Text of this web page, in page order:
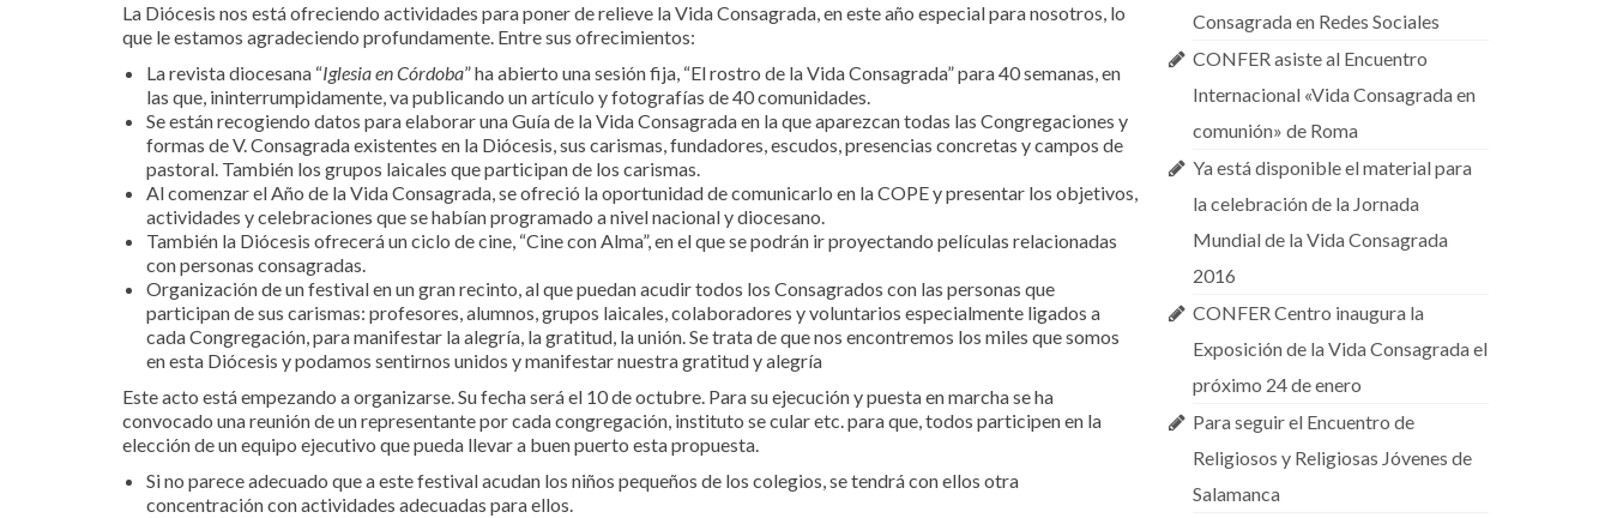
La Diócesis nos está ofreciendo actividades para poner de relieve la Vida Consagrada, en este año especial para nosotros, lo
que le estamos agradeciendo profundamente. Entre sus ofrecimientos:
La revista diocesana “Iglesia en Córdoba” ha abierto una sesión fija, “El rostro de la Vida Consagrada” para 40 semanas, en
las que, ininterrumpidamente, va publicando un artículo y fotografías de 40 comunidades.
Se están recogiendo datos para elaborar una Guía de la Vida Consagrada en la que aparezcan todas las Congregaciones y
formas de V. Consagrada existentes en la Diócesis, sus carismas, fundadores, escudos, presencias concretas y campos de
pastoral. También los grupos laicales que participan de los carismas.
Al comenzar el Año de la Vida Consagrada, se ofreció la oportunidad de comunicarlo en la COPE y presentar los objetivos,
actividades y celebraciones que se habían programado a nivel nacional y diocesano.
También la Diócesis ofrecerá un ciclo de cine, “Cine con Alma”, en el que se podrán ir proyectando películas relacionadas
con personas consagradas.
Organización de un festival en un gran recinto, al que puedan acudir todos los Consagrados con las personas que
participan de sus carismas: profesores, alumnos, grupos laicales, colaboradores y voluntarios especialmente ligados a
cada Congregación, para manifestar la alegría, la gratitud, la unión. Se trata de que nos encontremos los miles que somos
en esta Diócesis y podamos sentirnos unidos y manifestar nuestra gratitud y alegría
Este acto está empezando a organizarse. Su fecha será el 10 de octubre. Para su ejecución y puesta en marcha se ha
convocado una reunión de un representante por cada congregación, instituto se cular etc. para que, todos participen en la
elección de un equipo ejecutivo que pueda llevar a buen puerto esta propuesta.
Si no parece adecuado que a este festival acudan los niños pequeños de los colegios, se tendrá con ellos otra
concentración con actividades adecuadas para ellos.
Consagrada en Redes Sociales
CONFER asiste al Encuentro
Internacional «Vida Consagrada en
comunión» de Roma
Ya está disponible el material para
la celebración de la Jornada
Mundial de la Vida Consagrada
2016
CONFER Centro inaugura la
Exposición de la Vida Consagrada el
próximo 24 de enero
Para seguir el Encuentro de
Religiosos y Religiosas Jóvenes de
Salamanca